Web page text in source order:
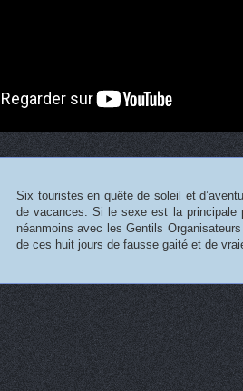
Six touristes en quête de soleil et
de vacances. Si le sexe est la principale
néanmoins avec les Gentils
de ces huit jours de fausse gaité et de